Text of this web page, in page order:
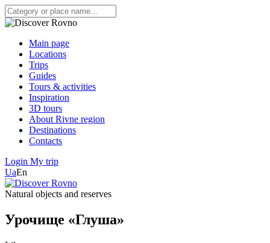
Main page
Locations
Trips
Guides
Tours & activities
Inspiration
3D tours
About Rivne region
Destinations
Contacts
Login My trip
UaEn
Natural objects and reserves
Урочище «Глуша»